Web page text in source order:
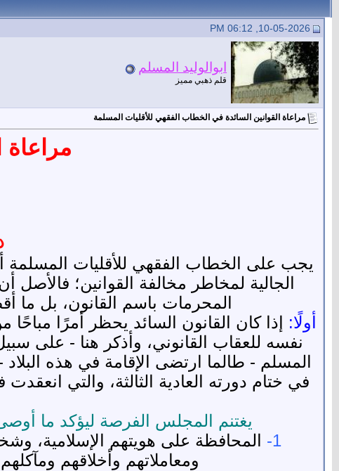
ابوالوليد المسلم
قلم ذهبي مميز
مراعاة القوانين السائدة في الخطاب الفقهي للأقليات المسلمة
مراعاة
يجب على الخطاب الفقهي للأقليات المسلمة
المحرمات باسم القانون، بل ما
أولًا: إذا كان القانون السائد يحظر أمرًا
نفسه للعقاب القانوني، وأذكر هنا - على
المسلم - طالما ارتضى الإقامة في هذه
يغتنم المجلس الفرصة ليؤكد ما
1-
المحافظة على هويتهم الإسلامية،
ومعاملاتهم وأخلاقهم